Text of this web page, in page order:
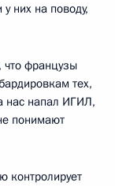
них на поводу,
что французы
тех,
нас напал ИГИЛ,
понимают
контролирует